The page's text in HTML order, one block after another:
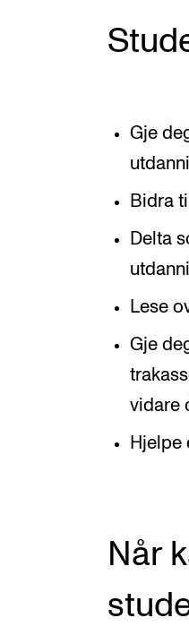
Gje
Bidra
Delta
Lese
Gje
vidare
Hjelpe
Når